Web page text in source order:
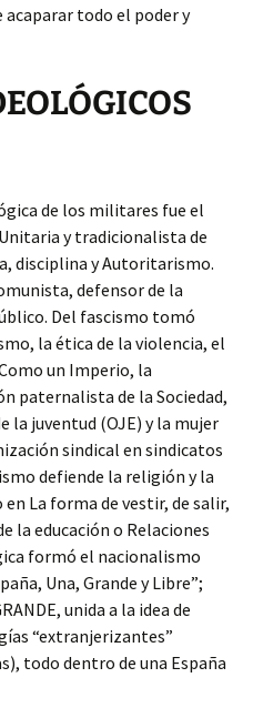
todo el poder y
de los militares fue el
y tradicionalista de
disciplina y Autoritarismo.
defensor de la
Del fascismo tomó
la ética de la violencia, el
un Imperio, la
paternalista de la Sociedad,
juventud (OJE) y la mujer
sindical en sindicatos
defiende la religión y la
La forma de vestir, de salir,
la educación o Relaciones
formó el nacionalismo
Una, Grande y Libre”;
unida a la idea de
“extranjerizantes”
todo dentro de una España